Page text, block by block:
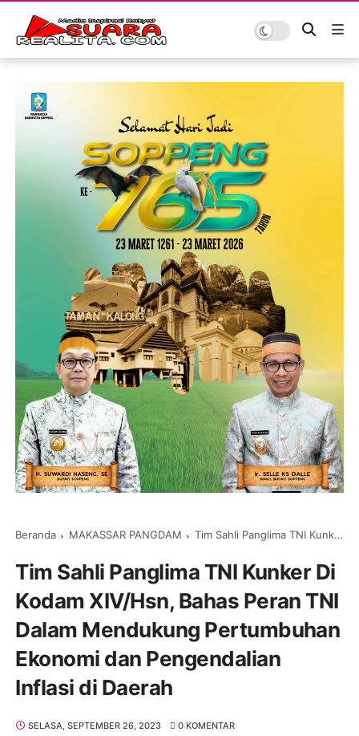
Beranda MAKASSAR PANGDAM Tim Sahli Panglima TNI Kunker Di Kodam XIV/Hsn, Bahas Peran TNI Dalam Mendukung Pertumbuhan Ekonomi dan Pengendalian Inflasi di Daerah
Tim Sahli Panglima TNI Kunker Di
Kodam XIV/Hsn, Bahas Peran TNI
Dalam Mendukung Pertumbuhan
Ekonomi dan Pengendalian
Inflasi di Daerah
SELASA, SEPTEMBER 26, 2023 0 KOMENTAR